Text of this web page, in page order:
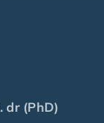
dr (PhD)